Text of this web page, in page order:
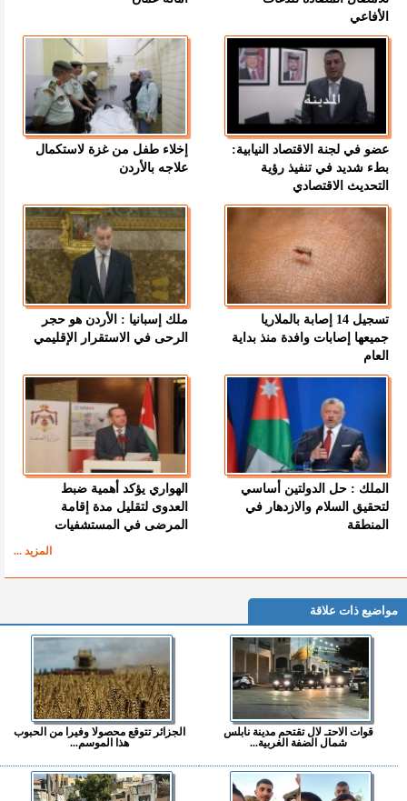
الأفاعي
عضو في لجنة الاقتصاد النيابية:
بطء شديد في تنفيذ رؤية
التحديث الاقتصادي
إخلاء طفل من غزة لاستكمال
علاجه بالأردن
تسجيل 14 إصابة بالملاريا
جميعها إصابات وافدة منذ بداية
العام
ملك إسبانيا : الأردن هو حجر
الرحى في الاستقرار الإقليمي
الملك : حل الدولتين أساسي
لتحقيق السلام والازدهار في
المنطقة
الهواري يؤكد أهمية ضبط
العدوى لتقليل مدة إقامة
المرضى في المستشفيات
المزيد ...
مواضيع ذات علاقة
قوات الاحتـ لال تقتحم مدينة نابلس
شمال الضفة الغربية...
الجزائر تتوقع محصولا وفيرا من الحبوب
هذا الموسم...